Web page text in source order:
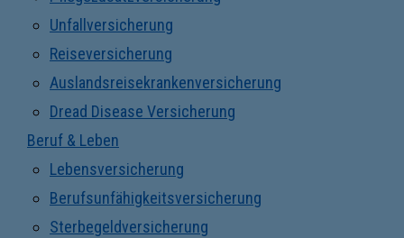
Unfallversicherung
Reiseversicherung
Auslandsreisekrankenversicherung
Dread Disease Versicherung
Beruf & Leben
Lebensversicherung
Berufsunfähigkeitsversicherung
Sterbegeldversicherung